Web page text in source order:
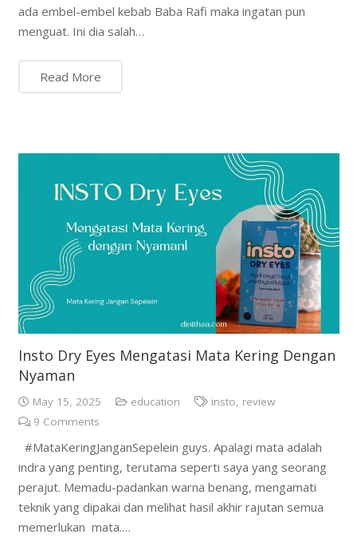
ada embel-embel kebab Baba Rafi maka ingatan pun
menguat. Ini dia salah…
Read More
Insto Dry Eyes Mengatasi Mata Kering Dengan
Nyaman
May 15, 2025 education insto, review
9 Comments
#MataKeringJanganSepelein guys. Apalagi mata adalah
indra yang penting, terutama seperti saya yang seorang
perajut. Memadu-padankan warna benang, mengamati
teknik yang dipakai dan melihat hasil akhir rajutan semua
memerlukan mata.…